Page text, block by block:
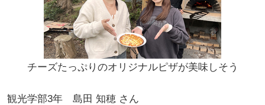
チーズたっぷりのオリジナルピザが美味しそう
観光学部3年 島田 知穂 さん